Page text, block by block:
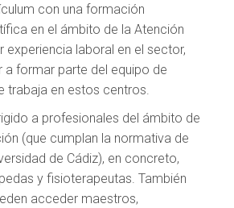
con una formación
en el ámbito de la Atención
experiencia laboral en el sector,
a formar parte del equipo de
trabaja en estos centros.
a profesionales del ámbito de
(que cumplan la normativa de
de Cádiz), en concreto,
y fisioterapeutas. También
acceder maestros,